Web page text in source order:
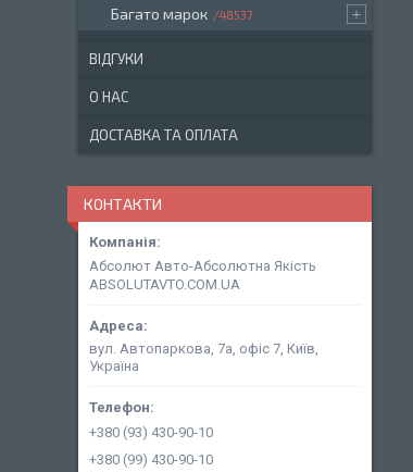
Багато марок 48537
ВІДГУКИ
О НАС
ДОСТАВКА ТА ОПЛАТА
КОНТАКТИ
Абсолют Авто-Абсолютна Якість
ABSOLUTAVTO.COM.UA
вул. Автопаркова, 7а, офіс 7, Київ,
Україна
+380 (93) 430-90-10
+380 (99) 430-90-10